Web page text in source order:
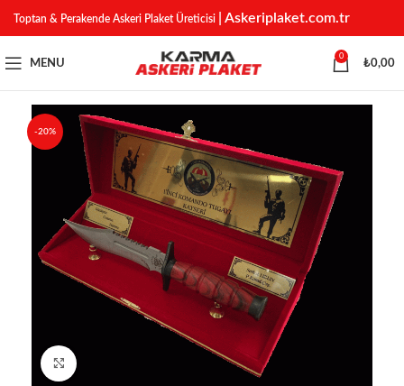
Toptan & Perakende Askeri Plaket Üreticisi | Askeriplaket.com.tr
MENU
0
₺0,00
-20%